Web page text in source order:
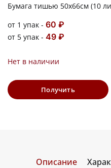
Бумага тишью 50х66см (10
от 1 упак - 60 ₽
от 5 упак - 49 ₽
Нет в наличии
Получить
Описание